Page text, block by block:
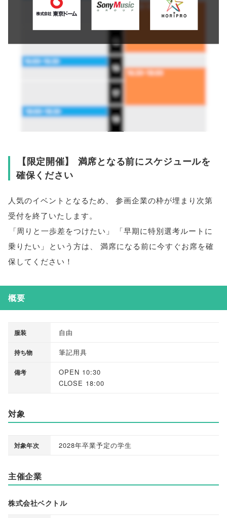
【限定開催】
満席となる前にスケジュールを
確保ください
人気のイベントとなるため
参画企業の枠が埋まり次第
受付を終了いたします。
「周りと一歩差をつけたい 」 「早期に特別選考ルートに
乗りたい 」 という方は
満席になる前に今すぐお席を確
保してください！
概要
服装 自由
持ち物 筆記用具
備考
OPEN 10:30
CLOSE 18:00
対象
対象年次 2028年卒業予定の学生
主催企業
株式会社ベクトル